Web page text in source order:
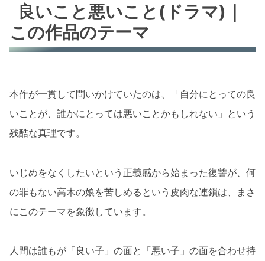
良いこと悪いこと(ドラマ)｜
この作品のテーマ
本作が一貫して問いかけていたのは、「自分にとっての良
いことが、誰かにとっては悪いことかもしれない」という
残酷な真理です。
いじめをなくしたいという正義感から始まった復讐が、何
の罪もない高木の娘を苦しめるという皮肉な連鎖は、まさ
にこのテーマを象徴しています。
人間は誰もが「良い子」の面と「悪い子」の面を合わせ持